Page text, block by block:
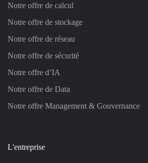
Notre offre de calcul
Notre offre de stockage
Notre offre de réseau
Notre offre de sécurité
Notre offre d’IA
Notre offre de Data
Notre offre Management & Gouvernance
L'entreprise